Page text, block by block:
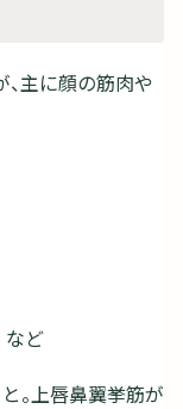
主に顔の筋肉や
など
。上唇鼻翼挙筋が